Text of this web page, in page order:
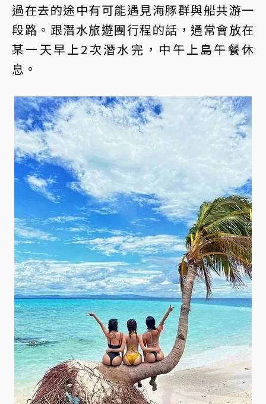
過在去的途中有可能遇見海豚群與船共游一
段路。跟潛水旅遊團行程的話，通常會放在
某一天早上2次潛水完，中午上島午餐休
息。